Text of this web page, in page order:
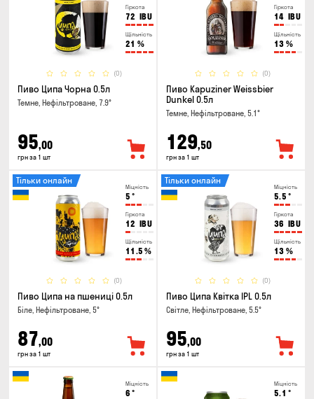
Гіркота
72 IBU
Щільність
21 %
(0)
Пиво Ципа Чорна 0.5л
Темне, Нефільтроване, 7.9°
95,00
грн за 1 шт
Гіркота
14 IBU
Щільність
13 %
(0)
Пиво Kapuziner Weissbier
Dunkel 0.5л
Темне, Нефільтроване, 5.1°
129,50
грн за 1 шт
Міцність
5 °
Гіркота
12 IBU
Щільність
11.5 %
(0)
Тільки онлайн
Пиво Ципа на пшениці 0.5л
Біле, Нефільтроване, 5°
87,00
грн за 1 шт
Міцність
5.5 °
Гіркота
36 IBU
Щільність
13 %
(0)
Тільки онлайн
Пиво Ципа Квітка IPL 0.5л
Світле, Нефільтроване, 5.5°
95,00
грн за 1 шт
Міцність
6 °
Міцність
5.1 °